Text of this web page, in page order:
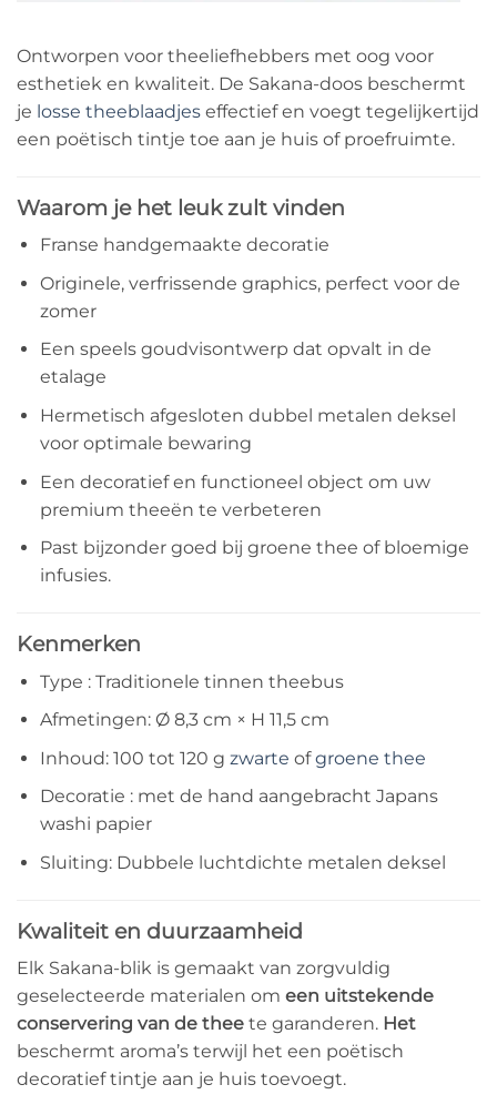
Ontworpen voor theeliefhebbers met oog voor
esthetiek en kwaliteit. De Sakana-doos beschermt
je losse theeblaadjes effectief en voegt tegelijkertijd
een poëtisch tintje toe aan je huis of proefruimte.
Waarom je het leuk zult vinden
Franse handgemaakte decoratie
Originele, verfrissende graphics, perfect voor de
zomer
Een speels goudvisontwerp dat opvalt in de
etalage
Hermetisch afgesloten dubbel metalen deksel
voor optimale bewaring
Een decoratief en functioneel object om uw
premium theeën te verbeteren
Past bijzonder goed bij groene thee of bloemige
infusies.
Kenmerken
Type : Traditionele tinnen theebus
Afmetingen: Ø 8,3 cm × H 11,5 cm
Inhoud: 100 tot 120 g zwarte ofgroene thee
Decoratie : met de hand aangebracht Japans
washi papier
Sluiting: Dubbele luchtdichte metalen deksel
Kwaliteit en duurzaamheid
Elk Sakana-blik is gemaakt van zorgvuldig
geselecteerde materialen om een uitstekende
conservering van de thee te garanderen. Het
beschermt aroma’s terwijl het een poëtisch
decoratief tintje aan je huis toevoegt.